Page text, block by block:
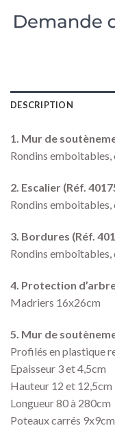
DESCRIPTION
1. Mur de
Rondins
2. Escalier (Réf.
Rondins
3. Bordures (Réf.
Rondins
4. Protection
Madriers 16x26cm
5. Mur de
Profilés en plastique
Epaisseur 3 et 4,5cm
Hauteur 12 et 12,5cm
Longueur 80 à 280cm
Poteaux carrés